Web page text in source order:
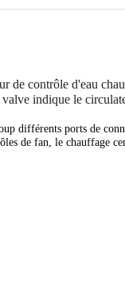
de contrôle d'eau
valve indique le
différents ports de
de fan, le chauffage